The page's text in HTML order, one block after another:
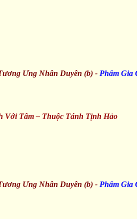
Ưng Nhân Duyên (b) -Phẩm Gia
Với Tâm – Thuộc Tánh Tịnh Hảo
Ưng Nhân Duyên (b) -Phẩm Gia